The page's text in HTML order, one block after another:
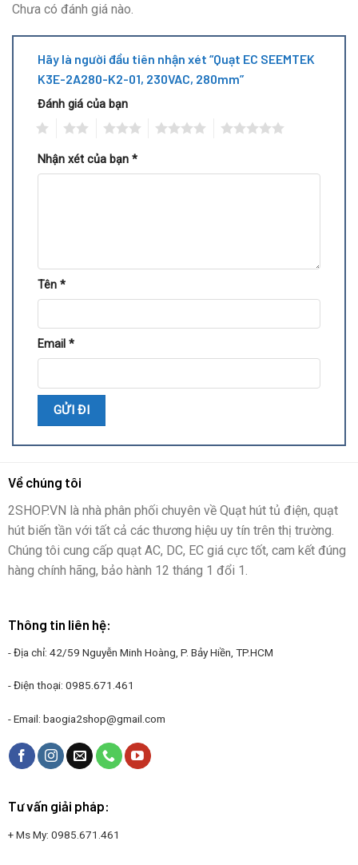
Chưa có đánh giá nào.
Hãy là người đầu tiên nhận xét “Quạt EC SEEMTEK
K3E-2A280-K2-01, 230VAC, 280mm”
Đánh giá của bạn
Nhận xét của bạn *
Tên *
Email *
Về chúng tôi
2SHOP.VN là nhà phân phối chuyên về Quạt hút tủ điện, quạt
hút biến tần với tất cả các thương hiệu uy tín trên thị trường.
Chúng tôi cung cấp quạt AC, DC, EC giá cực tốt, cam kết đúng
hàng chính hãng, bảo hành 12 tháng 1 đổi 1.
Thông tin liên hệ:
- Địa chỉ: 42/59 Nguyễn Minh Hoàng, P. Bảy Hiền, TP.HCM
- Điện thoại: 0985.671.461
- Email: baogia2shop@gmail.com
Tư vấn giải pháp:
+ Ms My: 0985.671.461